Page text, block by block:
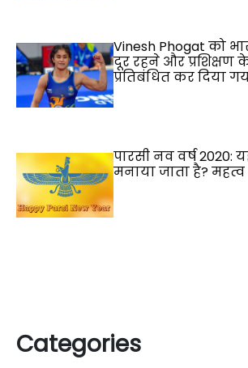
Vinesh Phogat को
दूर रहने और प्रशिक्षण
प्रतिबंधित कर दिया
पारसी नव वर्ष
मनाया जाता है?
Categories